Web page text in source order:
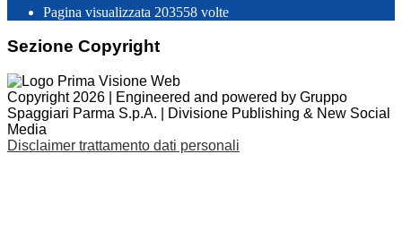
Pagina visualizzata 203558 volte
Sezione Copyright
Copyright 2026 | Engineered and powered by Gruppo
Spaggiari Parma S.p.A. | Divisione Publishing & New Social
Media
Disclaimer trattamento dati personali